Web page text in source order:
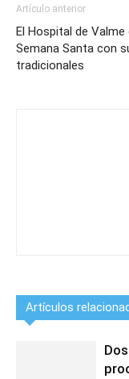
Artículo anterior
El Hospital de Valme
Semana Santa con
tradicionales
Artículos